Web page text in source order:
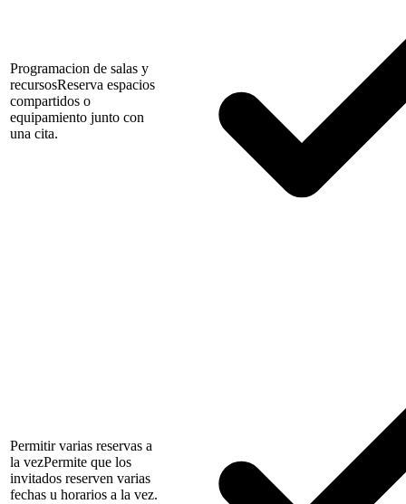
Programacion de salas y
recursosReserva espacios
compartidos o
equipamiento junto con
una cita.
Permitir varias reservas a
la vezPermite que los
invitados reserven varias
fechas u horarios a la vez.